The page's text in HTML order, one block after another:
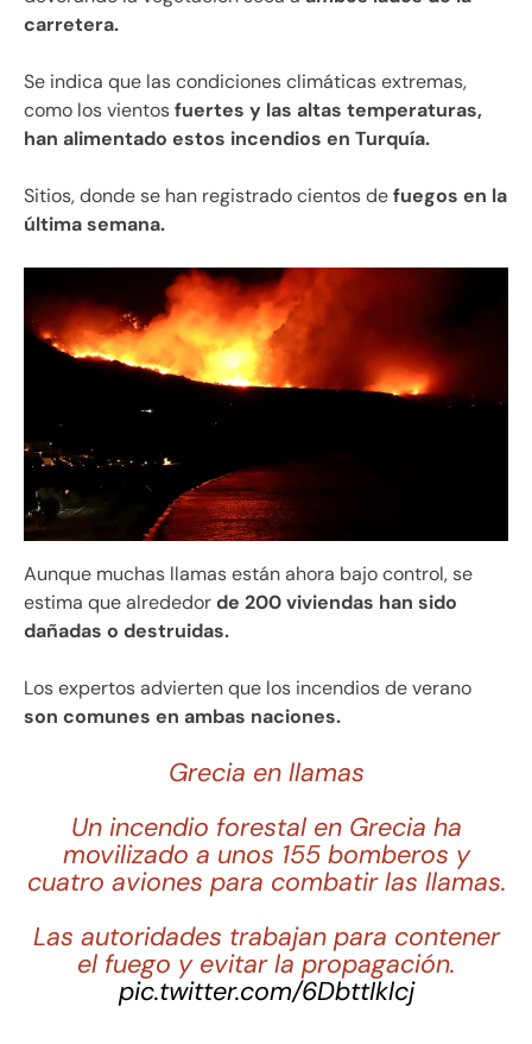
carretera.
Se indica que las condiciones climáticas extremas,
como los vientosfuertes y las altas temperaturas,
han alimentado estos incendios en Turquía.
Sitios, donde se han registrado cientos defuegos en la
última semana.
Aunque muchas llamas están ahora bajo control, se
estima que alrededorde 200 viviendas han sido
dañadas o destruidas.
Los expertos advierten que los incendios de verano
son comunes en ambas naciones.
Grecia en llamas
Un incendio forestal en Grecia ha
movilizado a unos 155 bomberos y
cuatro aviones para combatir las llamas.
Las autoridades trabajan para contener
el fuego y evitar la propagación.
pic.twitter.com/6DbttIklcj